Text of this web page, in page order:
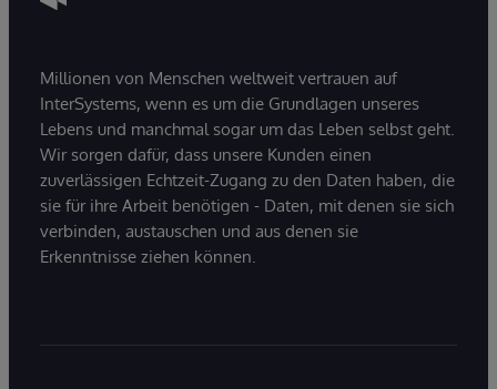
Millionen von Menschen weltweit vertrauen auf
InterSystems, wenn es um die Grundlagen unseres
Lebens und manchmal sogar um das Leben selbst geht.
Wir sorgen dafür, dass unsere Kunden einen
zuverlässigen Echtzeit-Zugang zu den Daten haben, die
sie für ihre Arbeit benötigen - Daten, mit denen sie sich
verbinden, austauschen und aus denen sie
Erkenntnisse ziehen können.